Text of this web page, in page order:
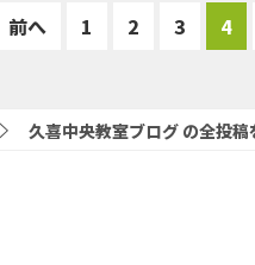
前へ 1 2 3 4
久喜中央教室ブログ の全投稿